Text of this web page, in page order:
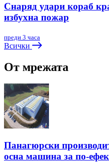
Снаряд удари кораб
избухна пожар
преди 3 часа
Всички
От мрежата
Панагюрски
осна машина за по-